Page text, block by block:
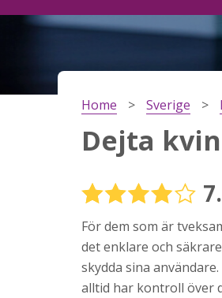
Steg2
Ditt födelsedatum?
Steg3
Din mailadress?
Genom att registrera godkänner jagVillkorenoch
. Jag godkänner att ta emot
information och reklam via e-post från hemsidans
operatörer. Jag kan dra tillbaka godkännande
Home Sverige
Dejta
För dem som är
det enklare och
skydda sina
alltid har kontroll över